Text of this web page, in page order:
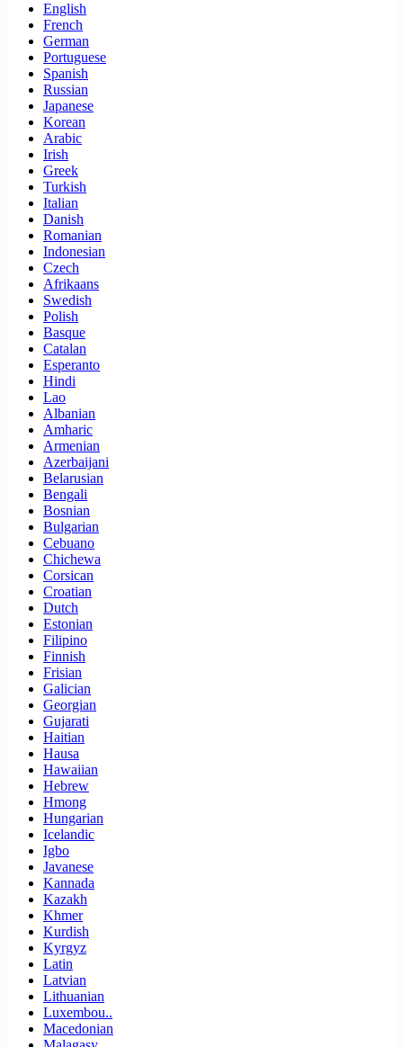
English
French
German
Portuguese
Spanish
Russian
Japanese
Korean
Arabic
Irish
Greek
Turkish
Italian
Danish
Romanian
Indonesian
Czech
Afrikaans
Swedish
Polish
Basque
Catalan
Esperanto
Hindi
Lao
Albanian
Amharic
Armenian
Azerbaijani
Belarusian
Bengali
Bosnian
Bulgarian
Cebuano
Chichewa
Corsican
Croatian
Dutch
Estonian
Filipino
Finnish
Frisian
Galician
Georgian
Gujarati
Haitian
Hausa
Hawaiian
Hebrew
Hmong
Hungarian
Icelandic
Igbo
Javanese
Kannada
Kazakh
Khmer
Kurdish
Kyrgyz
Latin
Latvian
Lithuanian
Luxembou..
Macedonian